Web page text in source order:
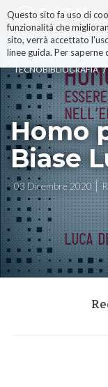
Questo sito fa uso di
funzionalità che
sito, verrà accettato
linee guida. Per saperne
TECNOBIBLIOGRAFIA /
Homo
Biase
03 Dicembre 2020